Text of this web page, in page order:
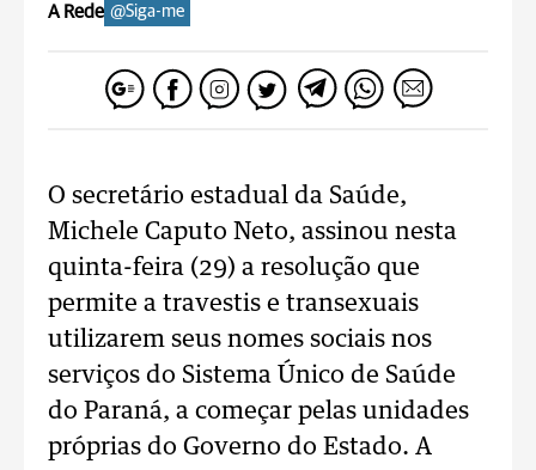
A Rede @Siga-me
O secretário estadual da Saúde,
Michele Caputo Neto, assinou nesta
quinta-feira (29) a resolução que
permite a travestis e transexuais
utilizarem seus nomes sociais nos
serviços do Sistema Único de Saúde
do Paraná, a começar pelas unidades
próprias do Governo do Estado. A